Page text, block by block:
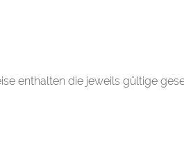
enthalten die jeweils gültige